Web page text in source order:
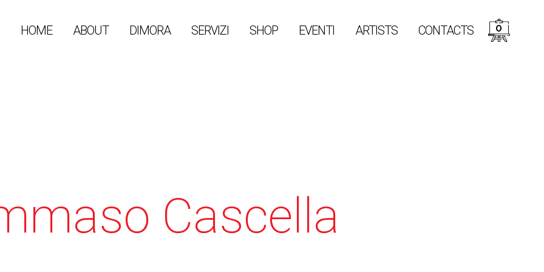
0
HOME ABOUT DIMORA SERVIZI SHOP EVENTI ARTISTS CONTACTS
Cascella